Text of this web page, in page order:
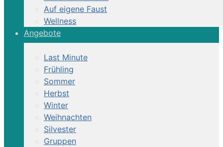
Auf eigene Faust
Wellness
Angebote
Last Minute
Frühling
Sommer
Herbst
Winter
Weihnachten
Silvester
Gruppen